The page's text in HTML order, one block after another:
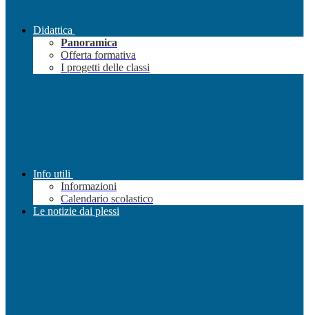
Didattica
Panoramica
Offerta formativa
I progetti delle classi
Info utili
Informazioni
Calendario scolastico
Le notizie dai plessi